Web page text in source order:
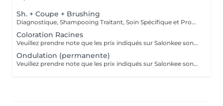
Sh. + Coupe + Brushing
Diagnostique, Shampooing Traitant, Soin Spécifique et Produits Coiffants inclus
Coloration Racines
Veuillez prendre note que les prix indiqués sur Salonkee sont communiqués à titre informatif et s'entendent de base. Ces derniers sont susceptibles de varier selon le diagnostic réalisé à votre arrivée au salon et l'expertise du professionnel à qui vous confiez votre beauté. Dans tous les cas, un devis précis vous sera proposé et toutes réalisations de prestations seront effectuées avec votre accord. Un grand merci d'avance pour votre compréhension. Au plaisir de vous recevoir très vite.
Ondulation (permanente)
Veuillez prendre note que les prix indiqués sur Salonkee sont communiqués à titre informatif et s'entendent de base. Ces derniers sont susceptibles de varier selon le diagnostic réalisé à votre arrivée au salon et l'expertise du professionnel à qui vous confiez votre beauté. Dans tous les cas, un devis précis vous sera proposé et toutes réalisations de prestations seront effectuées avec votre accord. Un grand merci d'avance pour votre compréhension. Au plaisir de vous recevoir très vite.